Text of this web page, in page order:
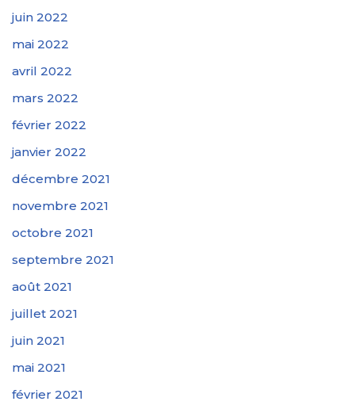
juin 2022
mai 2022
avril 2022
mars 2022
février 2022
janvier 2022
décembre 2021
novembre 2021
octobre 2021
septembre 2021
août 2021
juillet 2021
juin 2021
mai 2021
février 2021